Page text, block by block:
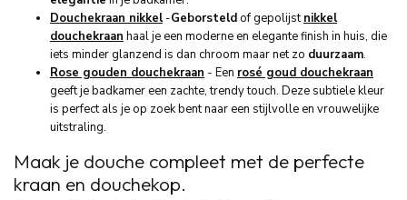
Douchekraan nikkel-Geborsteldof gepolijstnikkel
douchekraan haal je een moderne en elegante finish in huis, die
iets minder glanzend is dan chroom maar net zo duurzaam.
Rose gouden douchekraan - Een rosé goud douchekraan
geeft je badkamer een zachte, trendy touch. Deze subtiele kleur
is perfect als je op zoek bent naar een stijlvolle en vrouwelijke
uitstraling.
Maak je douche compleet met de perfecte
kraan en douchekop.